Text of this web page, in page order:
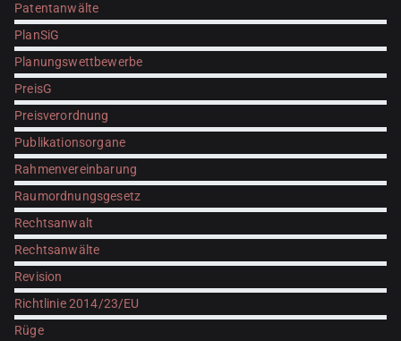
Patentanwälte
PlanSiG
Planungswettbewerbe
PreisG
Preisverordnung
Publikationsorgane
Rahmenvereinbarung
Raumordnungsgesetz
Rechtsanwalt
Rechtsanwälte
Revision
Richtlinie 2014/23/EU
Rüge